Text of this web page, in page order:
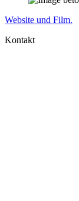
Website und Film.
Kontakt